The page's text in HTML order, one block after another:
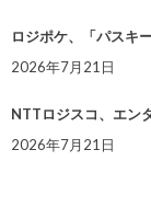
ロジポケ、「パスキ
2026年7月21日
NTTロジスコ、エン
2026年7月21日